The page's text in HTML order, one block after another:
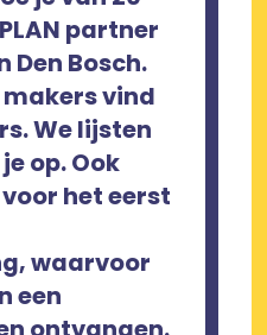
partner
Den Bosch.
makers vind
We lijsten
op. Ook
het eerst
waarvoor
een